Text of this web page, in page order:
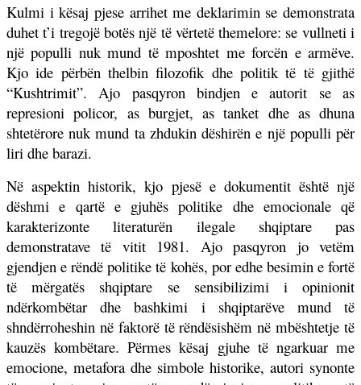
Kulmi i kësaj pjese arrihet me deklarimin se demonstrata
duhet t’i tregojë botës një të vërtetë themelore: se vullneti i
një populli nuk mund të mposhtet me forcën e armëve.
Kjo ide përbën thelbin filozofik dhe politik të të gjithë
“Kushtrimit”. Ajo pasqyron bindjen e autorit se as
represioni policor, as burgjet, as tanket dhe as dhuna
shtetërore nuk mund ta zhdukin dëshirën e një populli për
liri dhe barazi.
Në aspektin historik, kjo pjesë e dokumentit është një
dëshmi e qartë e gjuhës politike dhe emocionale që
karakterizonte literaturën ilegale shqiptare pas
demonstratave të vitit 1981. Ajo pasqyron jo vetëm
gjendjen e rëndë politike të kohës, por edhe besimin e fortë
të mërgatës shqiptare se sensibilizimi i opinionit
ndërkombëtar dhe bashkimi i shqiptarëve mund të
shndërroheshin në faktorë të rëndësishëm në mbështetje të
kauzës kombëtare. Përmes kësaj gjuhe të ngarkuar me
emocione, metafora dhe simbole historike, autori synonte